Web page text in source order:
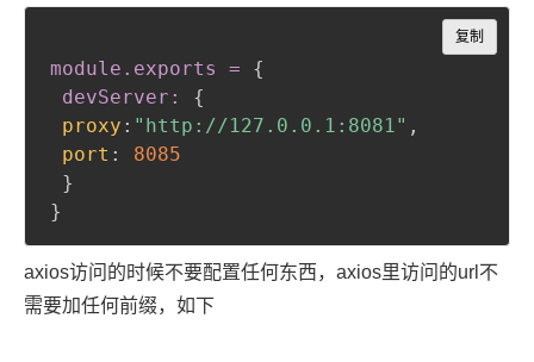
module .exports =
{
devServer:
{
proxy : "http://127.0.0.1:8081" ,
port :
8085
}
}
复制
Copy
axios访问的时候不要配置任何东西，axios里访问的url不
需要加任何前缀，如下